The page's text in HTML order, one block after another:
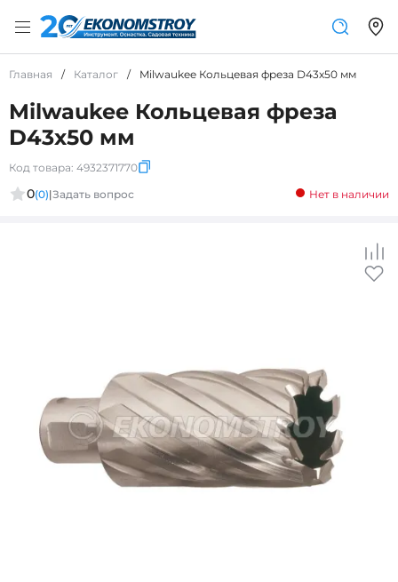
Главная / Каталог / Milwaukee Кольцевая фреза D43х50 мм
Milwaukee Кольцевая фреза
D43х50 мм
Код товара: 4932371770
0(0)|Задать вопрос Нет в наличии